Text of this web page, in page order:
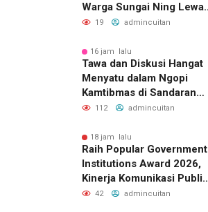
Warga Sungai Ning Lewat
Safari Jumat
19 admincuitan
16 jam lalu
Tawa dan Diskusi Hangat
Menyatu dalam Ngopi
Kamtibmas di Sandaran
Galeh
112 admincuitan
18 jam lalu
Raih Popular Government
Institutions Award 2026,
Kinerja Komunikasi Publik
Kementerian ATR/BPN
42 admincuitan